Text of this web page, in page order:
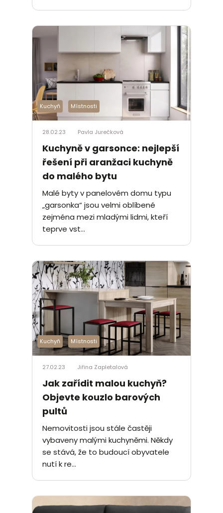
Kuchyň Místnosti
28.02.23 Pavla Jurečková
Kuchyně v garsonce: nejlepší
řešení při aranžaci kuchyně
do malého bytu
Malé byty v panelovém domu typu
„garsonka“ jsou velmi oblíbené
zejména mezi mladými lidmi, kteří
teprve vst...
Kuchyň Místnosti
27.02.23 Jiřina Zapletalová
Jak zařídit malou kuchyň?
Objevte kouzlo barových
pultů
Nemovitosti jsou stále častěji
vybaveny malými kuchyněmi. Někdy
se stává, že to budoucí obyvatele
nutí k re...